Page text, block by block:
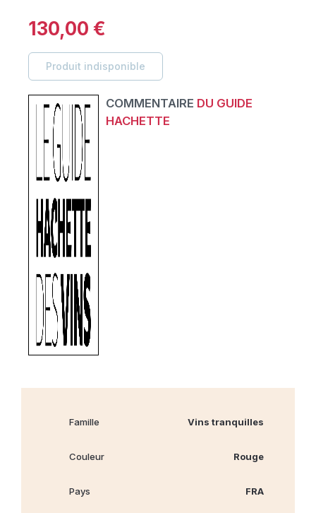
130,00 €
Produit indisponible
COMMENTAIRE DU GUIDE
HACHETTE
Famille Vins tranquilles
Couleur Rouge
Pays FRA